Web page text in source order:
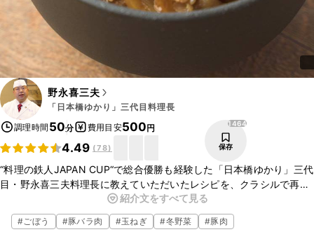
野永喜三夫
「日本橋ゆかり」三代目料理長
調理時間 50分 費用目安500円
4.49 (78)
1464
保存
“料理の鉄人JAPAN CUP“で総合優勝も経験した「日本橋ゆかり」三代
目・野永喜三夫料理長に教えていただいたレシピを、クラシルで再
現！今回は、豚丼のご紹介です。ポン酢を使ったさっぱりとした豚丼
が、ご家庭でもお作りいただけますよ。今回のレシピはクラシル
YouTubeでもご紹介しております。ぜひチェックしてみてください
紹介文をすべて見る
#ごぼう #豚バラ肉 #玉ねぎ #冬野菜 #豚肉